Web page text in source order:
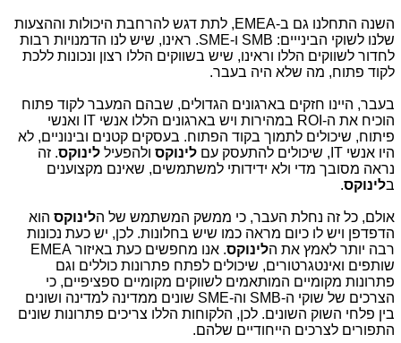
השנה התחלנו גם ב-EMEA, לתת דגש להרחבת היכולות וההצעות
שלנו לשוקי הבינייים: SMB ו-SME. ראינו, שיש לנו הדמנויות רבות
לחדור לשווקים הללו וראינו, שיש בשווקים הללו רצון ונכונות ללכת
לקוד פתוח, מה שלא היה בעבר.
בעבר, היינו חזקים בארגונים הגדולים, שבהם המעבר לקוד פתוח
הוכיח את ה-ROI במהירות ויש בארגונים הללו אנשי IT ואנשי
פיתוח, שיכולים לתמוך בקוד הפתוח. בעסקים קטנים ובינוניים, לא
היו אנשי IT, שיכולים להתעסק עם
לינוקסולהפעיל לינוקס. זה
נראה מסובך מדי ולא ידידותי למשתמשים, שאינם מקצוענים
בלינוקס.
אולם, כל זה נחלת העבר, כי ממשק המשתמש של הלינוקסהוא
הדפדפן ויש לו כיום מראה כמו שיש בחלונות. לכן, יש כעת נכונות
רבה יותר לאמץ את הלינוקס
. אנו מחפשים כעת באיזור EMEA
שותפים ואינטגרטורים, שיכולים לפתח פתרונות כוללים וגם
פתרונות מקומיים המותאמים לשווקים מקומיים ספציפיים, כי
הצרכים של שוקי ה-SMB וה-SME שונים ממדינה למדינה ושונים
בין פלחי השוק השונים. לכן, הלקוחות הללו צריכים פתרונות שונים
התפורים לצרכים הייחודיים שלהם.